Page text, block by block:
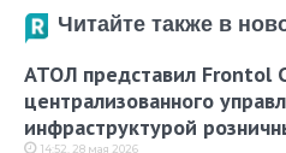
Читайте также в
АТОЛ представил Frontol
централизованного
инфраструктурой
14:52, 28 мая 2026